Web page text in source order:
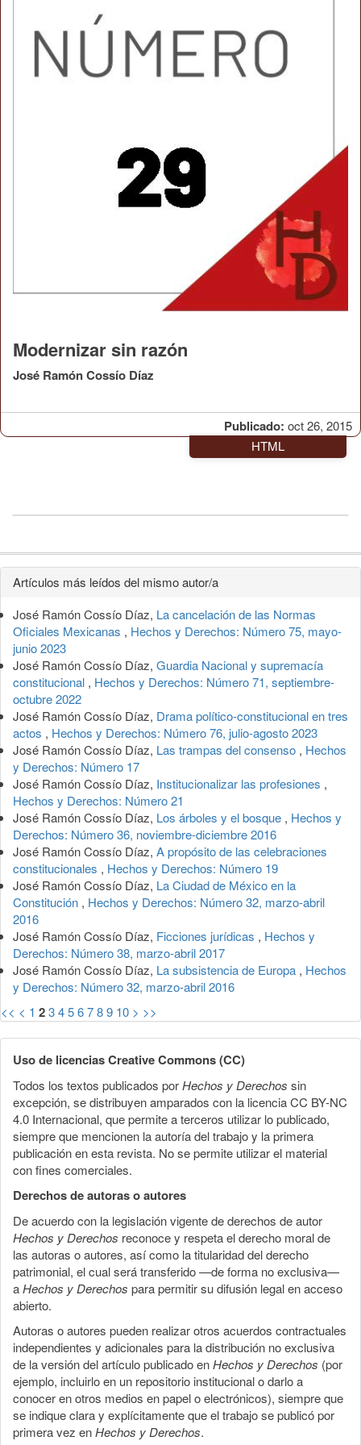
Publicado: oct 26, 2015
Modernizar sin razón
José Ramón Cossío Díaz
HTML
Detalles
del
artículo
Artículos más leídos del mismo autor/a
José Ramón Cossío Díaz, La cancelación de las Normas
Oficiales Mexicanas , Hechos y Derechos: Número 75, mayo-
junio 2023
José Ramón Cossío Díaz, Guardia Nacional y supremacía
constitucional , Hechos y Derechos: Número 71, septiembre-
octubre 2022
José Ramón Cossío Díaz, Drama político-constitucional en tres
actos , Hechos y Derechos: Número 76, julio-agosto 2023
José Ramón Cossío Díaz, Las trampas del consenso , Hechos
y Derechos: Número 17
José Ramón Cossío Díaz, Institucionalizar las profesiones ,
Hechos y Derechos: Número 21
José Ramón Cossío Díaz, Los árboles y el bosque , Hechos y
Derechos: Número 36, noviembre-diciembre 2016
José Ramón Cossío Díaz, A propósito de las celebraciones
constitucionales , Hechos y Derechos: Número 19
José Ramón Cossío Díaz, La Ciudad de México en la
Constitución , Hechos y Derechos: Número 32, marzo-abril
2016
José Ramón Cossío Díaz, Ficciones jurídicas , Hechos y
Derechos: Número 38, marzo-abril 2017
José Ramón Cossío Díaz, La subsistencia de Europa , Hechos
y Derechos: Número 32, marzo-abril 2016
<< < 1 23456789 10 > >>
Uso de licencias Creative Commons (CC)
Todos los textos publicados porHechos y Derechos sin
excepción, se distribuyen amparados con la licencia CC BY-NC
4.0 Internacional, que permite a terceros utilizar lo publicado,
siempre que mencionen la autoría del trabajo y la primera
publicación en esta revista. No se permite utilizar el material
con fines comerciales.
Derechos de autoras o autores
De acuerdo con la legislación vigente de derechos de autor
Hechos y Derechos reconoce y respeta el derecho moral de
las autoras o autores, así como la titularidad del derecho
patrimonial, el cual será transferido —de forma no exclusiva—
aHechos y Derechos para permitir su difusión legal en acceso
abierto.
Autoras o autores pueden realizar otros acuerdos contractuales
independientes y adicionales para la distribución no exclusiva
de la versión del artículo publicado enHechos y Derechos (por
ejemplo, incluirlo en un repositorio institucional o darlo a
conocer en otros medios en papel o electrónicos), siempre que
se indique clara y explícitamente que el trabajo se publicó por
primera vez enHechos y Derechos.